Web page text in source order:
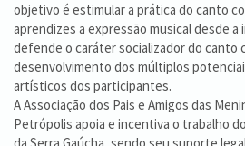
objetivo é estimular a prática do canto
aprendizes a expressão musical desde a
defende o caráter socializador do canto
desenvolvimento dos múltiplos
artísticos dos participantes.
A Associação dos Pais e Amigos das
Petrópolis apoia e incentiva o trabalho